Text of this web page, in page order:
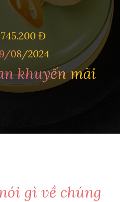
Đ
08/2024
khuyến mãi
gì về chúng